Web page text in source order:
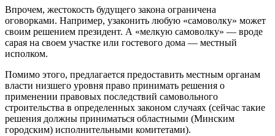
Впрочем, жестокость будущего закона ограничена
оговорками. Например, узаконить любую «самоволку» может
своим решением президент. А «мелкую самоволку» — вроде
сарая на своем участке или гостевого дома — местный
исполком.
Помимо этого, предлагается предоставить местным органам
власти низшего уровня право принимать решения о
применении правовых последствий самовольного
строительства в определенных законом случаях (сейчас такие
решения должны приниматься областными (Минским
городским) исполнительными комитетами).